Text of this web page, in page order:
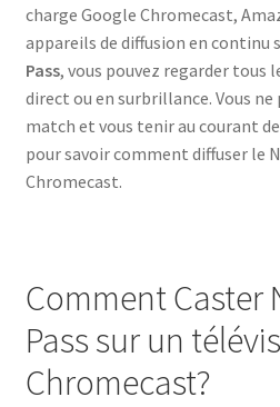
charge Google Chromecast,
appareils de diffusion en continu
Pass, vous pouvez regarder tous
direct ou en surbrillance. Vous ne
match et vous tenir au courant
pour savoir comment diffuser le
Chromecast.
Comment Caster
Pass sur un
Chromecast?